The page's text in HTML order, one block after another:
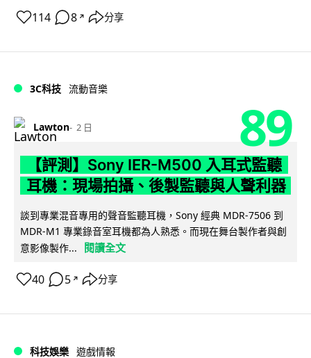
114 8 ↗ 分享
3C科技 流動音樂
Lawton 2 日 89
【評測】Sony IER-M500 入耳式監聽
耳機：現場拍攝、後製監聽與人聲利器
談到專業混音專用的聲音監聽耳機，Sony 經典 MDR-7506 到
MDR-M1 專業錄音室耳機都為人熟悉。而現在舞台製作者與創
意影像製作...
閱讀全文
40 5 ↗ 分享
科技娛樂 遊戲情報